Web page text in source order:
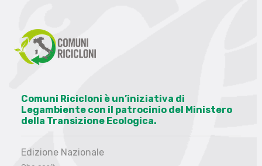
Comuni Ricicloni è un’iniziativa di
Legambiente con il patrocinio del Ministero
della Transizione Ecologica.
Edizione Nazionale